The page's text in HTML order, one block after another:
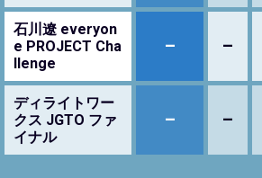
石川遼 everyon
e PROJECT Cha
llenge
– –
ディライトワー
クス JGTO ファ
イナル
– –